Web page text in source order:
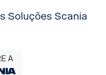
Soluções Scania
A